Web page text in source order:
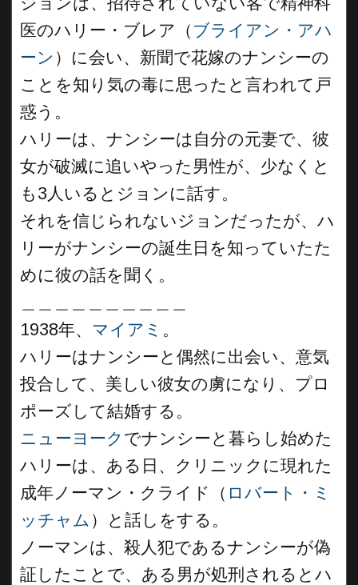
医のハリー・ブレア（ ブライアン・アハ
ーン ）に会い、新聞で花嫁のナンシーの
ことを知り気の毒に思ったと言われて戸
惑う。
ハリーは、ナンシーは自分の元妻で、彼
女が破滅に追いやった男性が、少なくと
も3人いるとジョンに話す。
それを信じられないジョンだったが、ハ
リーがナンシーの誕生日を知っていたた
めに彼の話を聞く。
1938年、 マイアミ 。
ハリーはナンシーと偶然に出会い、意気
投合して、美しい彼女の虜になり、プロ
ポーズして結婚する。
ニューヨーク でナンシーと暮らし始めた
ハリーは、ある日、クリニックに現れた
成年ノーマン・クライド（ ロバート・ミ
ッチャム ）と話しをする。
ノーマンは、殺人犯であるナンシーが偽
証したことで、ある男が処刑されるとハ